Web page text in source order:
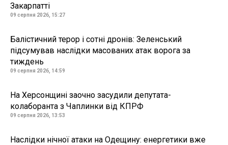
Закарпатті
09 серпня 2026, 15:27
Балістичний терор і сотні дронів: Зеленський
підсумував наслідки масованих атак ворога за
тиждень
09 серпня 2026, 14:59
На Херсонщині заочно засудили депутата-
колаборанта з Чаплинки від КПРФ
09 серпня 2026, 13:53
Наслідки нічної атаки на Одещину: енергетики вже